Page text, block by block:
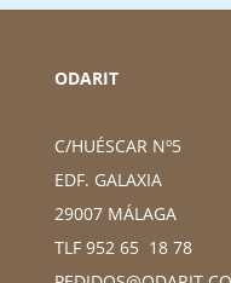
ODARIT
C/HUÉSCAR Nº5
EDF. GALAXIA
29007 MÁLAGA
TLF 952 65 18 78